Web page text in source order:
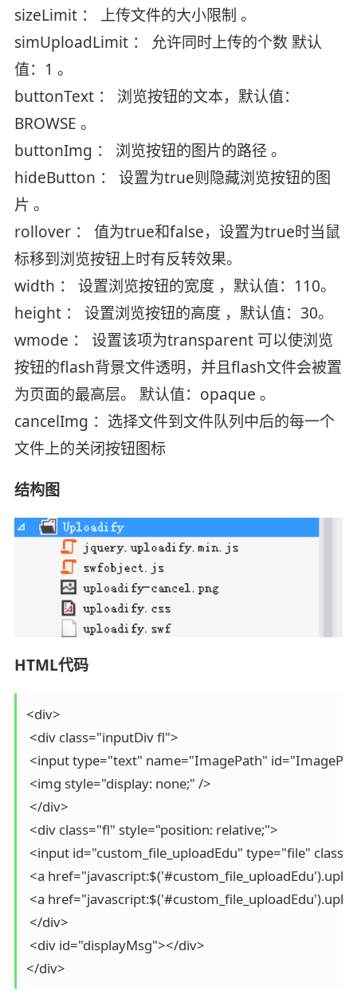
sizeLimit ： 上传文件的大小限制 。
simUploadLimit ： 允许同时上传的个数 默认
值：1 。
buttonText ： 浏览按钮的文本，默认值：
BROWSE 。
buttonImg ： 浏览按钮的图片的路径 。
hideButton ： 设置为true则隐藏浏览按钮的图
片 。
rollover ： 值为true和false，设置为true时当鼠
标移到浏览按钮上时有反转效果。
width ： 设置浏览按钮的宽度 ，默认值：110。
height ： 设置浏览按钮的高度 ，默认值：30。
wmode ： 设置该项为transparent 可以使浏览
按钮的flash背景文件透明，并且flash文件会被置
为页面的最高层。 默认值：opaque 。
cancelImg ：选择文件到文件队列中后的每一个
文件上的关闭按钮图标
结构图
HTML代码
<div>
<div class="inputDiv fl">
<input type="text" name="ImagePath"
<img style="display: none;" />
</div>
<div class="fl" style="position: relative;">
<input id="custom_file_uploadEdu" type="file"
<a
<a
</div>
<div id="displayMsg"></div>
</div>